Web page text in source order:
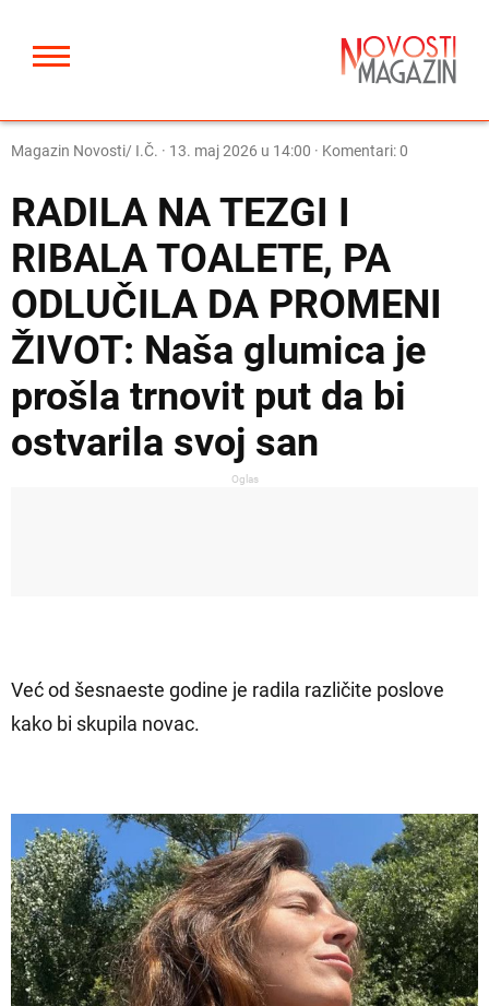
Magazin Novosti/ I.Č. · 13. maj 2026 u 14:00 · Komentari: 0
RADILA NA TEZGI I
RIBALA TOALETE, PA
ODLUČILA DA PROMENI
ŽIVOT: Naša glumica je
prošla trnovit put da bi
ostvarila svoj san
Oglas
Već od šesnaeste godine je radila različite poslove
kako bi skupila novac.